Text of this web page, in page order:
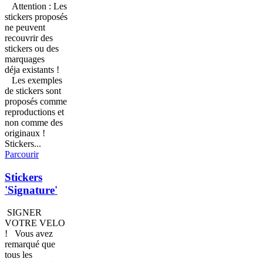
Attention : Les
stickers proposés
ne peuvent
recouvrir des
stickers ou des
marquages
déja existants !
Les exemples
de stickers sont
proposés comme
reproductions et
non comme des
originaux !
Stickers...
Parcourir
Stickers
'Signature'
SIGNER
VOTRE VELO
! Vous avez
remarqué que
tous les